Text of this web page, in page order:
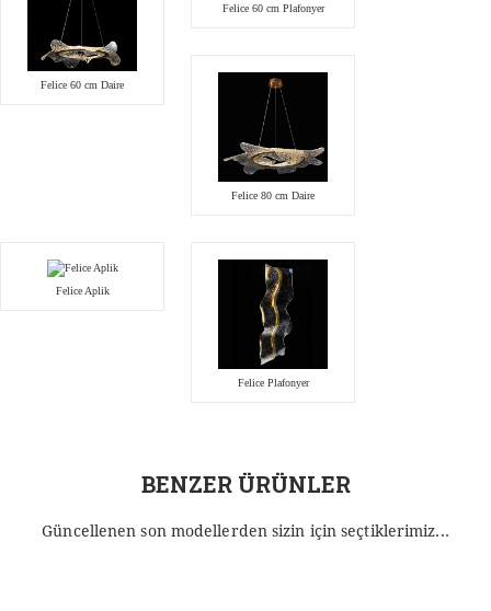
Felice 60 cm Daire
Felice 60 cm Plafonyer
Felice 80 cm Daire
Felice Aplik
Felice Plafonyer
BENZER ÜRÜNLER
Güncellenen son modellerden sizin için seçtiklerimiz...